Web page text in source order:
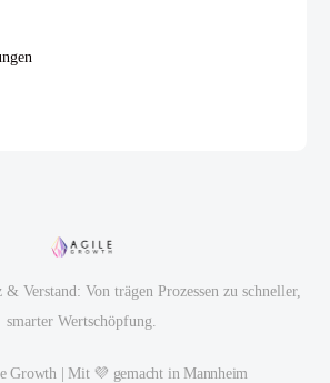
Verstand: Von trägen Prozessen zu schneller,
smarter Wertschöpfung.
Growth | Mit 💜 gemacht in Mannheim